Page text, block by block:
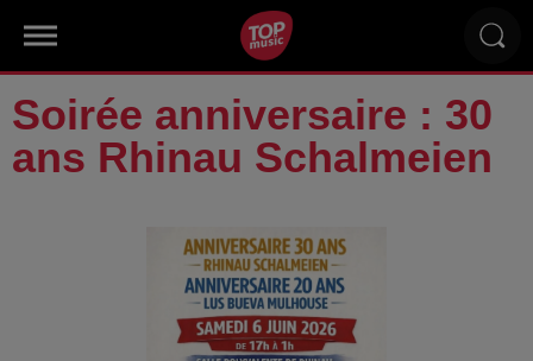
Soirée anniversaire : 30
ans Rhinau Schalmeien